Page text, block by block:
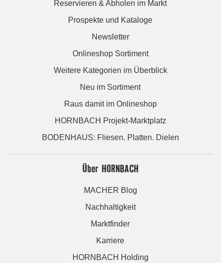
Reservieren & Abholen im Markt
Prospekte und Kataloge
Newsletter
Onlineshop Sortiment
Weitere Kategorien im Überblick
Neu im Sortiment
Raus damit im Onlineshop
HORNBACH Projekt-Marktplatz
BODENHAUS: Fliesen. Platten. Dielen
Über HORNBACH
MACHER Blog
Nachhaltigkeit
Marktfinder
Karriere
HORNBACH Holding